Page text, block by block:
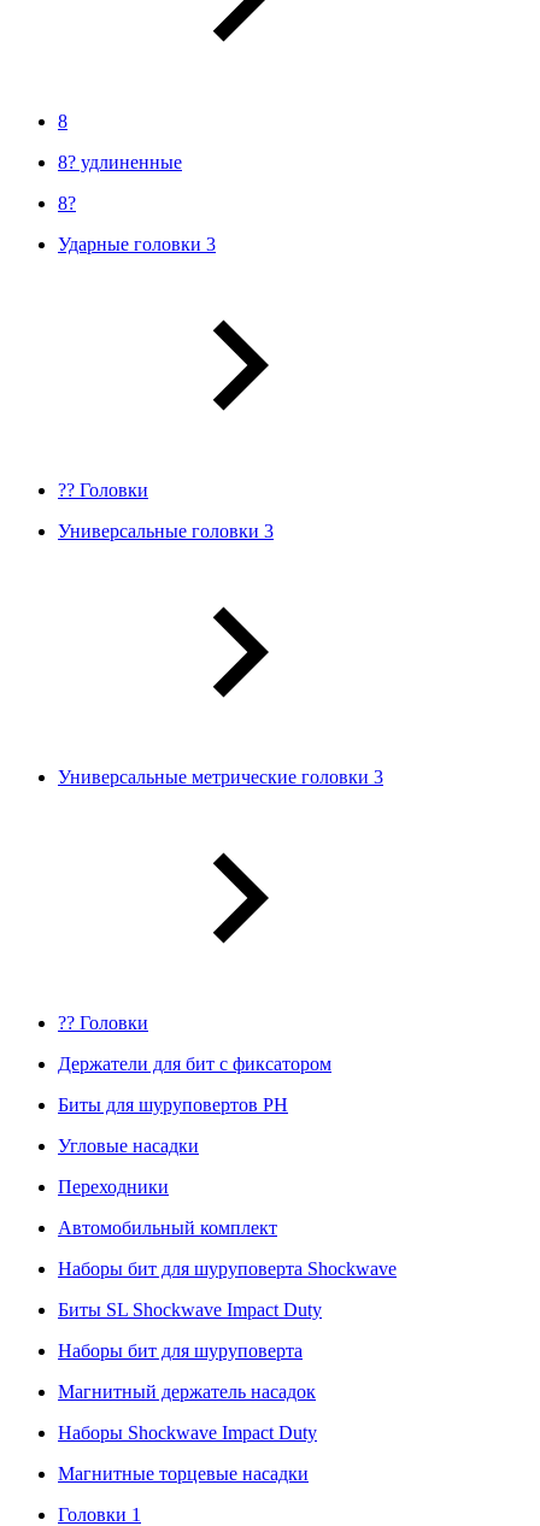
8
8? удлиненные
8?
Ударные головки 3
?? Головки
Универсальные головки 3
Универсальные метрические головки 3
?? Головки
Держатели для бит с фиксатором
Биты для шуруповертов PH
Угловые насадки
Переходники
Автомобильный комплект
Наборы бит для шуруповерта Shockwave
Биты SL Shockwave Impact Duty
Наборы бит для шуруповерта
Магнитный держатель насадок
Наборы Shockwave Impact Duty
Магнитные торцевые насадки
Головки 1